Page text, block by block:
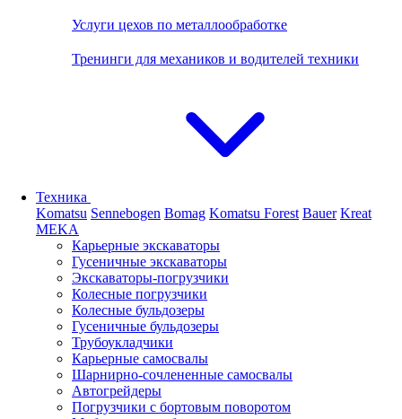
Услуги цехов по металлообработке
Тренинги для механиков и водителей техники
Техника
Komatsu Sennebogen Bomag Komatsu Forest Bauer Kreat
MEKA
Карьерные экскаваторы
Гусеничные экскаваторы
Экскаваторы-погрузчики
Колесные погрузчики
Колесные бульдозеры
Гусеничные бульдозеры
Трубоукладчики
Карьерные самосвалы
Шарнирно-сочлененные cамосвалы
Автогрейдеры
Погрузчики с бортовым поворотом